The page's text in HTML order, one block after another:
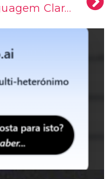
Linguagem Clara: Comunicar para Todos